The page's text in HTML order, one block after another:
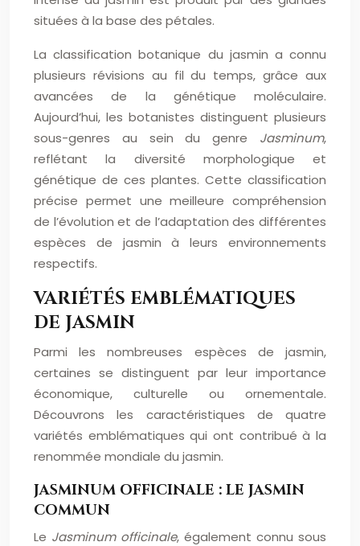
situées à la base des pétales.
La classification botanique du jasmin a connu
plusieurs révisions au fil du temps, grâce aux
avancées de la génétique moléculaire.
Aujourd’hui, les botanistes distinguent plusieurs
sous-genres au sein du genre Jasminum,
reflétant la diversité morphologique et
génétique de ces plantes. Cette classification
précise permet une meilleure compréhension
de l’évolution et de l’adaptation des différentes
espèces de jasmin à leurs environnements
respectifs.
VARIÉTÉS EMBLÉMATIQUES
DE JASMIN
Parmi les nombreuses espèces de jasmin,
certaines se distinguent par leur importance
économique, culturelle ou ornementale.
Découvrons les caractéristiques de quatre
variétés emblématiques qui ont contribué à la
renommée mondiale du jasmin.
JASMINUM OFFICINALE : LE JASMIN
COMMUN
Le Jasminum officinale, également connu sous